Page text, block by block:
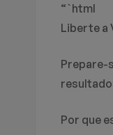
“`html
Liberte a
Prepare-
Por que